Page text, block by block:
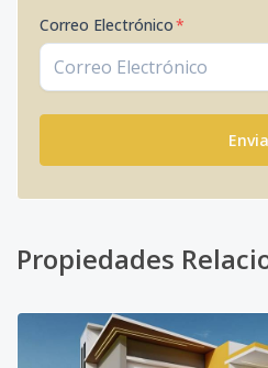
Correo Electrónico*
Propiedades